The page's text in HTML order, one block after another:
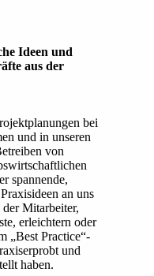
Ideen und
aus der
bei
und in unseren
von
spannende,
an uns
Mitarbeiter,
erleichtern oder
„Best Practice“-
und
haben.